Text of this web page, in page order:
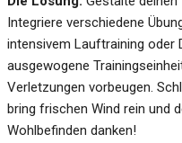
Integriere verschiedene
intensivem Lauftraining oder
ausgewogene
Verletzungen vorbeugen.
bring frischen Wind rein und
Wohlbefinden danken!